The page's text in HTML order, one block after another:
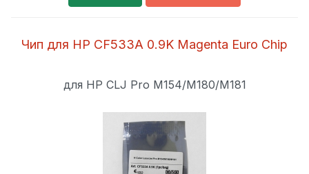
Чип для HP CF533A 0.9K Magenta Euro Chip
для HP CLJ Pro M154/M180/M181